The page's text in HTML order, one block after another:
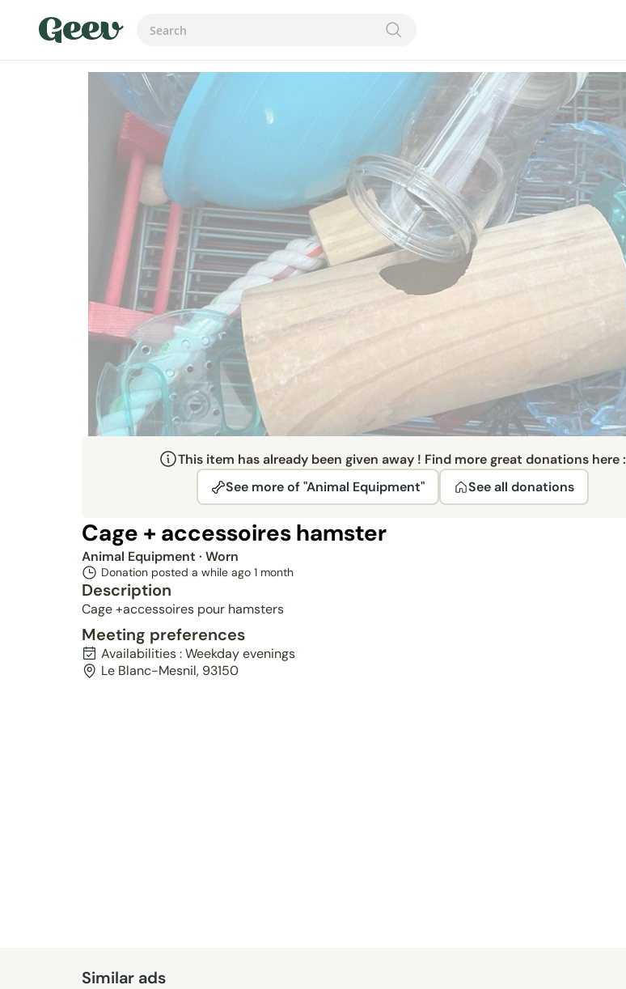
This item has already been given away ! Find more great donations here :
See more of "Animal Equipment"
See all donations
Cage + accessoires hamster
Animal Equipment · Worn
Donation posted a while ago 1 month
Description
Cage +accessoires pour hamsters
Meeting preferences
Availabilities : Weekday evenings
Le Blanc-Mesnil, 93150
Similar ads